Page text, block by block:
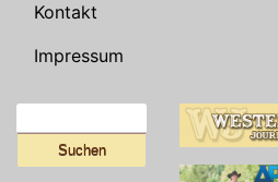
Kontakt
Impressum